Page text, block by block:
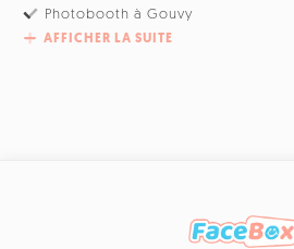
Photobooth à Gouvy
AFFICHER LA SUITE